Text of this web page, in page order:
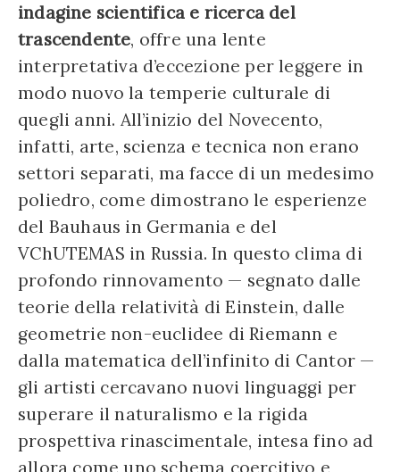
indagine scientifica e ricerca del
trascendente, offre una lente
interpretativa d’eccezione per leggere in
modo nuovo la temperie culturale di
quegli anni. All’inizio del Novecento,
infatti, arte, scienza e tecnica non erano
settori separati, ma facce di un medesimo
poliedro, come dimostrano le esperienze
del Bauhaus in Germania e del
VChUTEMAS in Russia. In questo clima di
profondo rinnovamento — segnato dalle
teorie della relatività di Einstein, dalle
geometrie non-euclidee di Riemann e
dalla matematica dell’infinito di Cantor —
gli artisti cercavano nuovi linguaggi per
superare il naturalismo e la rigida
prospettiva rinascimentale, intesa fino ad
allora come uno schema coercitivo e